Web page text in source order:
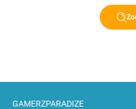
GAMERZPARADIZE